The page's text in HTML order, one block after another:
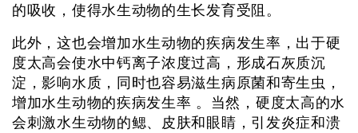
的吸收，使得水生动物的生长发育受阻。
此外，这也会增加水生动物的疾病发生率，出于硬
度太高会使水中钙离子浓度过高，形成石灰质沉
淀，影响水质，同时也容易滋生病原菌和寄生虫，
增加水生动物的疾病发生率 。当然，硬度太高的水
会刺激水生动物的鳃、皮肤和眼睛，引发炎症和溃